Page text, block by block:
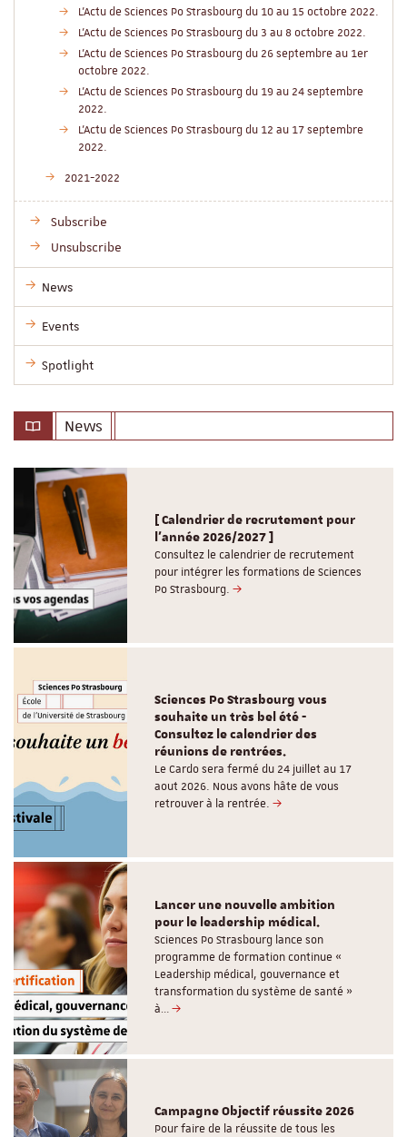
L'Actu de Sciences Po Strasbourg du 10 au 15 octobre 2022.
L'Actu de Sciences Po Strasbourg du 3 au 8 octobre 2022.
L'Actu de Sciences Po Strasbourg du 26 septembre au 1er
octobre 2022.
L'Actu de Sciences Po Strasbourg du 19 au 24 septembre
2022.
L'Actu de Sciences Po Strasbourg du 12 au 17 septembre
2022.
2021-2022
Subscribe
Unsubscribe
News
Events
Spotlight
News
[ Calendrier de recrutement pour
l'année 2026/2027 ]
Consultez le calendrier de recrutement
pour intégrer les formations de Sciences
Po Strasbourg.
Sciences Po Strasbourg vous
souhaite un très bel été -
Consultez le calendrier des
réunions de rentrées.
Le Cardo sera fermé du 24 juillet au 17
aout 2026. Nous avons hâte de vous
retrouver à la rentrée.
Lancer une nouvelle ambition
pour le leadership médical.
Sciences Po Strasbourg lance son
programme de formation continue «
Leadership médical, gouvernance et
transformation du système de santé »
à…
Campagne Objectif réussite 2026
Pour faire de la réussite de tous les